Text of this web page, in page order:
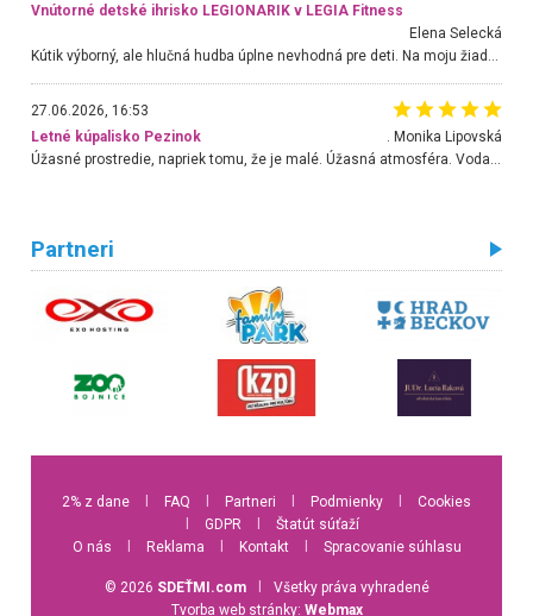
Vnútorné detské ihrisko LEGIONARIK v LEGIA Fitness
Elena Selecká
Kútik výborný, ale hlučná hudba úplne nevhodná pre deti. Na moju žiadosť o aspoň sušenie nereagovali.
27.06.2026, 16:53
Letné kúpalisko Pezinok
. Monika Lipovská
Partneri
2% z dane FAQ Partneri Podmienky
Cookies
GDPR
Štatút súťaží
O nás
Reklama Kontakt Spracovanie súhlasu
© 2026 SDEŤMI.com
Všetky práva vyhradené
Tvorba web stránky: Webmax